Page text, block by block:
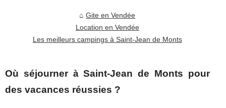
Gite en Vendée
Location en Vendée
Les meilleurs campings à Saint-Jean de Monts
Où séjourner à Saint-Jean de Monts pour
des vacances réussies ?